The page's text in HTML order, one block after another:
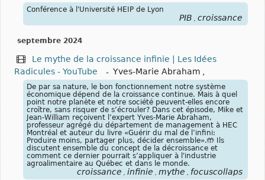
Conférence à l'Université HEIP de Lyon
PIB croissance
septembre 2024
Le mythe de la croissance infinie | Les Idées
Radicules - YouTube
- Yves-Marie Abraham ,
De par sa nature, le bon fonctionnement notre système
économique dépend de la croissance continue. Mais à quel
point notre planète et notre société peuvent-elles encore
croître, sans risquer de s’écrouler? Dans cet épisode, Mike et
Jean-William reçoivent l’expert Yves-Marie Abraham,
professeur agrégé du département de management à HEC
Montréal et auteur du livre «Guérir du mal de l’infini:
Produire moins, partager plus, décider ensemble».🤲 Ils
discutent ensemble du concept de la décroissance et
comment ce dernier pourrait s’appliquer à l'industrie
agroalimentaire au Québec et dans le monde.
croissance , infinie , mythe , focuscollaps